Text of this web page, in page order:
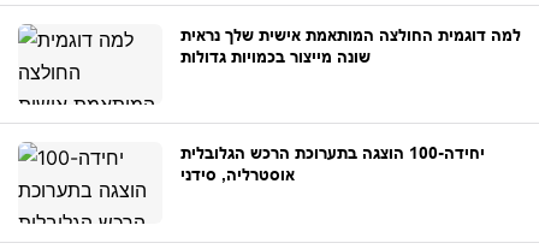
למה דוגמית החולצה המותאמת אישית שלך נראית
שונה מייצור בכמויות גדולות
יחידה-100 הוצגה בתערוכת הרכש הגלובלית
אוסטרליה, סידני